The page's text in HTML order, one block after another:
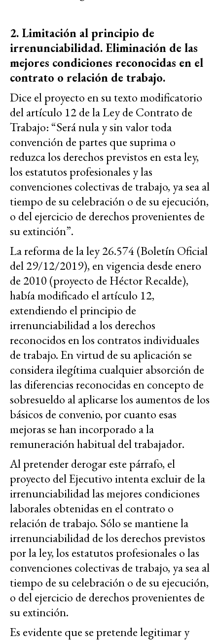
2. Limitación al principio de
irrenunciabilidad. Eliminación de las
mejores condiciones reconocidas en el
contrato o relación de trabajo.
Dice el proyecto en su texto modificatorio
del artículo 12 de la Ley de Contrato de
Trabajo: “Será nula y sin valor toda
convención de partes que suprima o
reduzca los derechos previstos en esta ley,
los estatutos profesionales y las
convenciones colectivas de trabajo, ya sea al
tiempo de su celebración o de su ejecución,
o del ejercicio de derechos provenientes de
su extinción”.
La reforma de la ley 26.574 (Boletín Oficial
del 29/12/2019), en vigencia desde enero
de 2010 (proyecto de Héctor Recalde),
había modificado el artículo 12,
extendiendo el principio de
irrenunciabilidad a los derechos
reconocidos en los contratos individuales
de trabajo. En virtud de su aplicación se
considera ilegítima cualquier absorción de
las diferencias reconocidas en concepto de
sobresueldo al aplicarse los aumentos de los
básicos de convenio, por cuanto esas
mejoras se han incorporado a la
remuneración habitual del trabajador.
Al pretender derogar este párrafo, el
proyecto del Ejecutivo intenta excluir de la
irrenunciabilidad las mejores condiciones
laborales obtenidas en el contrato o
relación de trabajo. Sólo se mantiene la
irrenunciabilidad de los derechos previstos
por la ley, los estatutos profesionales o las
convenciones colectivas de trabajo, ya sea al
tiempo de su celebración o de su ejecución,
o del ejercicio de derechos provenientes de
su extinción.
Es evidente que se pretende legitimar y